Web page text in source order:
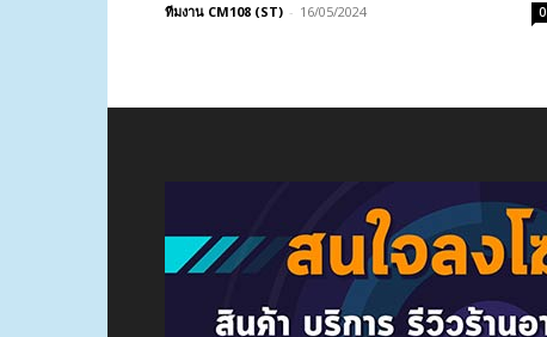
ทีมงาน CM108 (ST) - 16/05/2024 0